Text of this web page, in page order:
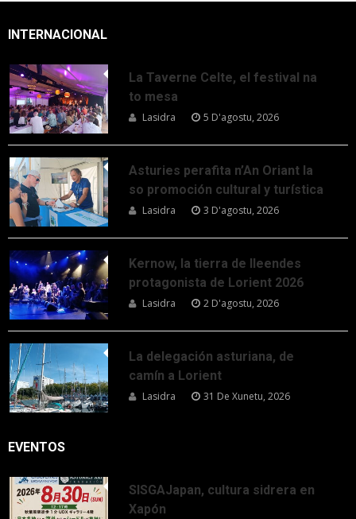
INTERNACIONAL
La Taverne Celte, el festival na
to mesa
Lasidra 5 D'agostu, 2026
Asturies perafita n’An Oriant la
so promoción cultural y turística
Lasidra 3 D'agostu, 2026
Kernow, la tierra de lleendes
protagonista de Lorient 2026
Lasidra 2 D'agostu, 2026
La delegación asturiana, de
camín a Lorient
Lasidra 31 De Xunetu, 2026
EVENTOS
SISGAJapan, cultura sidrera en
Xapón